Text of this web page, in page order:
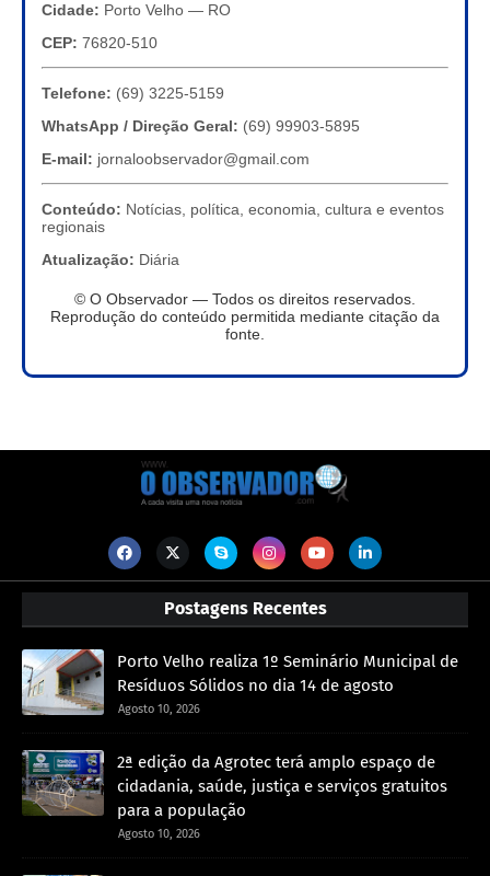
Cidade: Porto Velho — RO
CEP: 76820-510
Telefone: (69) 3225-5159
WhatsApp / Direção Geral: (69) 99903-5895
E-mail: jornaloobservador@gmail.com
Conteúdo: Notícias, política, economia, cultura e eventos
regionais
Atualização: Diária
© O Observador — Todos os direitos reservados.
Reprodução do conteúdo permitida mediante citação da
fonte.
Postagens Recentes
Porto Velho realiza 1º Seminário Municipal de
Resíduos Sólidos no dia 14 de agosto
Agosto 10, 2026
2ª edição da Agrotec terá amplo espaço de
cidadania, saúde, justiça e serviços gratuitos
para a população
Agosto 10, 2026